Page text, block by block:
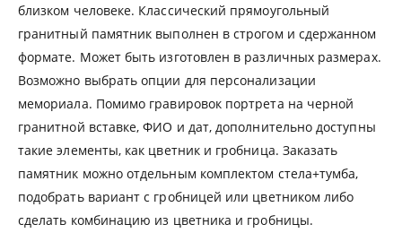
близком человеке. Классический прямоугольный
гранитный памятник выполнен в строгом и сдержанном
формате. Может быть изготовлен в различных размерах.
Возможно выбрать опции для персонализации
мемориала. Помимо гравировок портрета на черной
гранитной вставке, ФИО и дат, дополнительно доступны
такие элементы, как цветник и гробница. Заказать
памятник можно отдельным комплектом стела+тумба,
подобрать вариант с гробницей или цветником либо
сделать комбинацию из цветника и гробницы.